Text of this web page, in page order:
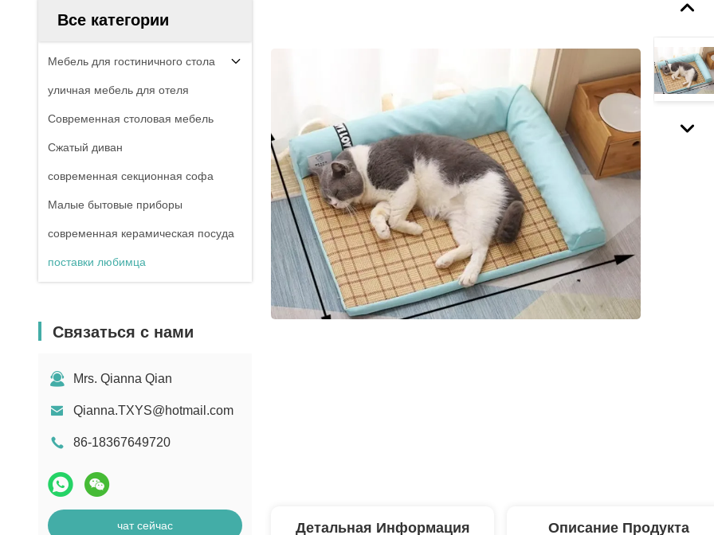
Все категории
Мебель для гостиничного стола
уличная мебель для отеля
Современная столовая мебель
Сжатый диван
современная секционная софа
Малые бытовые приборы
современная керамическая посуда
поставки любимца
Связаться с нами
Mrs. Qianna Qian
Qianna.TXYS@hotmail.com
86-18367649720
чат сейчас Детальная Информация Описание Продукта